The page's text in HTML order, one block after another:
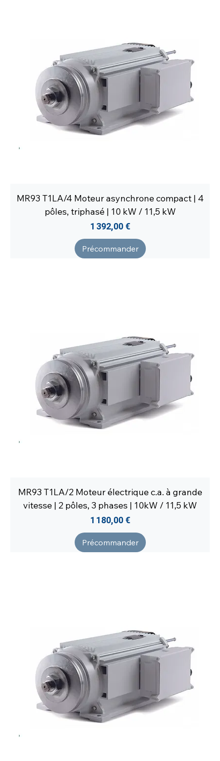
MR93 T1LA/4 Moteur asynchrone compact | 4
pôles, triphasé | 10 kW / 11,5 kW
Prix
1 392,00 €
Précommander
MR93 T1LA/2 Moteur électrique c.a. à grande
vitesse | 2 pôles, 3 phases | 10kW / 11,5 kW
Prix
1 180,00 €
Précommander